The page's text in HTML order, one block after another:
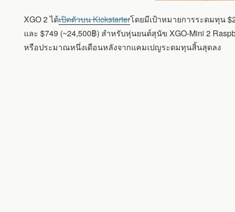
XGO 2 ได้เปิดตัวบน Kickstarterโดยมีเป้าหมายการระดมทุน
และ $749 (~24,500฿) สำหรับหุ่นยนต์สุนัข XGO-Mini 2
หรือประมาณหนึ่งเดือนหลังจากแคมเปญระดมทุนสิ้นสุดลง